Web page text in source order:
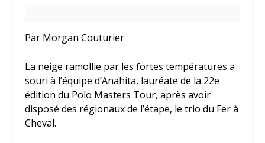
Par Morgan Couturier
La neige ramollie par les fortes températures a
souri à l’équipe d’Anahita, lauréate de la 22e
édition du Polo Masters Tour, après avoir
disposé des régionaux de l’étape, le trio du Fer à
Cheval.